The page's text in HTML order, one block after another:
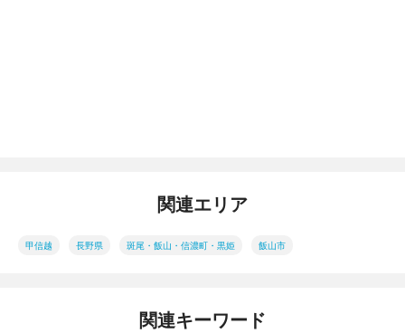
関連エリア
甲信越 長野県 斑尾・飯山・信濃町・黒姫 飯山市
関連キーワード